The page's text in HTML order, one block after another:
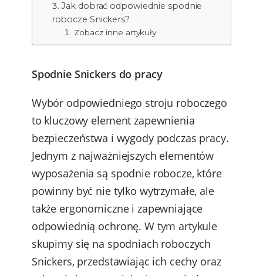
Jak dobrać odpowiednie spodnie
robocze Snickers?
Zobacz inne artykuły
Spodnie Snickers do pracy
Wybór odpowiedniego stroju roboczego
to kluczowy element zapewnienia
bezpieczeństwa i wygody podczas pracy.
Jednym z najważniejszych elementów
wyposażenia są spodnie robocze, które
powinny być nie tylko wytrzymałe, ale
także ergonomiczne i zapewniające
odpowiednią ochronę. W tym artykule
skupimy się na spodniach roboczych
Snickers, przedstawiając ich cechy oraz